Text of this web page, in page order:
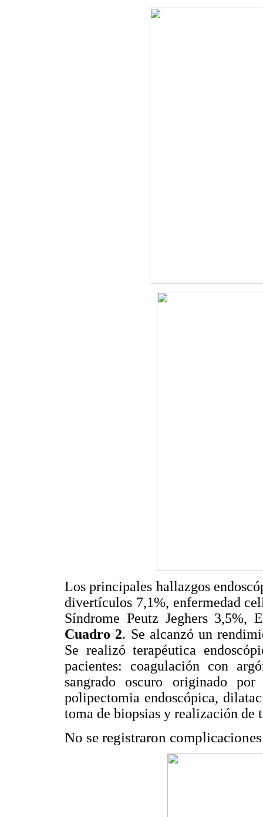
Los principales hallazgos
divertículos 7,1%, enfermedad
Síndrome Peutz Jeghers 3,5%,
Cuadro 2. Se alcanzó un
Se realizó terapéutica
pacientes: coagulación con
sangrado oscuro originado
polipectomia endoscópica,
toma de biopsias y realización de
No se registraron